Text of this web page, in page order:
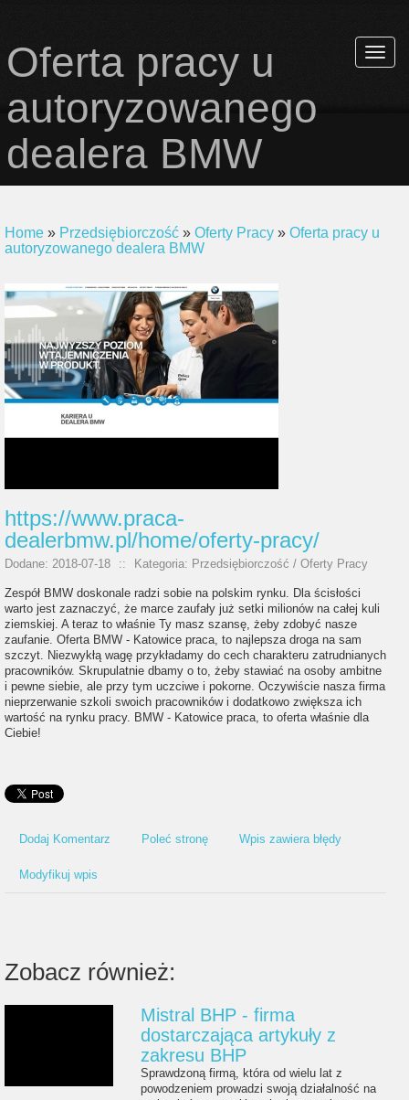
Oferta pracy u
autoryzowanego
dealera BMW
Home » Przedsiębiorczość » Oferty Pracy » Oferta pracy u
autoryzowanego dealera BMW
https://www.praca-
dealerbmw.pl/home/oferty-pracy/
Dodane: 2018-07-18 :: Kategoria: Przedsiębiorczość / Oferty Pracy
Zespół BMW doskonale radzi sobie na polskim rynku. Dla ścisłości
warto jest zaznaczyć, że marce zaufały już setki milionów na całej kuli
ziemskiej. A teraz to właśnie Ty masz szansę, żeby zdobyć nasze
zaufanie. Oferta BMW - Katowice praca, to najlepsza droga na sam
szczyt. Niezwykłą wagę przykładamy do cech charakteru zatrudnianych
pracowników. Skrupulatnie dbamy o to, żeby stawiać na osoby ambitne
i pewne siebie, ale przy tym uczciwe i pokorne. Oczywiście nasza firma
nieprzerwanie szkoli swoich pracowników i dodatkowo zwiększa ich
wartość na rynku pracy. BMW - Katowice praca, to oferta właśnie dla
Ciebie!
Dodaj Komentarz Poleć stronę Wpis zawiera błędy
Modyfikuj wpis
Zobacz również:
Mistral BHP - firma
dostarczająca artykuły z
zakresu BHP
Sprawdzoną firmą, która od wielu lat z
powodzeniem prowadzi swoją działalność na